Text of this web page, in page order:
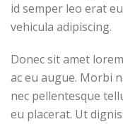
id semper leo erat
vehicula adipiscing.
Donec sit amet
ac eu augue. Morbi
nec pellentesque
eu placerat. Ut